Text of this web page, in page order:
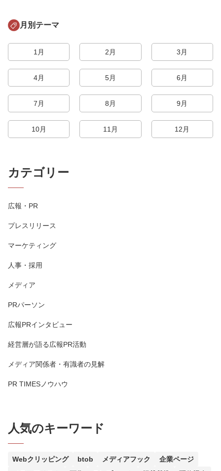
月別テーマ
1月 2月 3月
4月 5月 6月
7月 8月 9月
10月 11月 12月
カテゴリー
広報・PR
プレスリリース
マーケティング
人事・採用
メディア
PRパーソン
広報PRインタビュー
経営層が語る広報PR活動
メディア関係者・有識者の見解
PR TIMESノウハウ
人気のキーワード
Webクリッピング btob メディアフック
企業ページ